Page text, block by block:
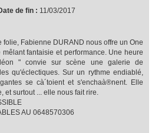
de fin : 11/03/2017
Fabienne DURAND nous offre un One
fantaisie et performance. Une heure
" convie sur scène une galerie de
qu'éclectiques. Sur un rythme endiablé,
se cà´toient et s'enchaà®nent. Elle
surtout ... elle nous fait rire.
AU 0648570306